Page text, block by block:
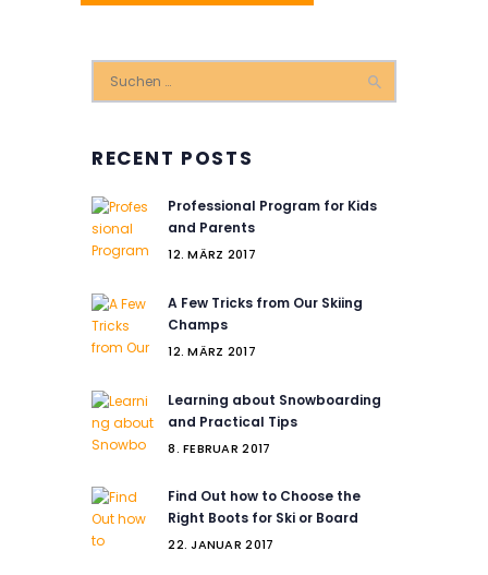
nach:
RECENT POSTS
Professional Program for Kids
and Parents
12. MÄRZ 2017
A Few Tricks from Our Skiing
Champs
12. MÄRZ 2017
Learning about Snowboarding
and Practical Tips
8. FEBRUAR 2017
Find Out how to Choose the
Right Boots for Ski or Board
22. JANUAR 2017